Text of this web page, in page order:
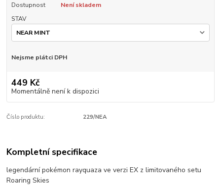
Dostupnost
Není skladem
STAV
Nejsme plátci DPH
449 Kč
Momentálně není k dispozici
Číslo produktu: 229/NEA
Kompletní specifikace
legendární pokémon rayquaza ve verzi EX z limitovaného setu
Roaring Skies